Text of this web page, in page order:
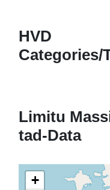
HVD
Categories/
Limitu
tad-Data
+